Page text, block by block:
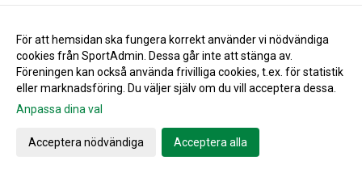
Ett rykande färskt ABI blad.... 2018-04-04 16:16
Jim Ringgenberg – ABI:s nytillsatta ungdomskoordinator. 2018-04-04 16:00
Påminnelse - avgift 2018 2018-03-28 14:34
Glöm inte ställa fram klockan ikväll!!!
Årets fotbollsskola 2018
För att hemsidan ska fungera korrekt använder vi nödvändiga
cookies från SportAdmin. Dessa går inte att stänga av.
Föreningen kan också använda frivilliga cookies, t.ex. för statistik
eller marknadsföring. Du väljer själv om du vill acceptera dessa.
Anpassa dina val
Acceptera nödvändiga Acceptera alla